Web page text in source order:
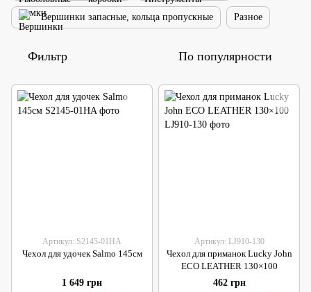
Вершинки запасные, кольца пропускные Разное
Фильтр По популярности
Артикул: S2145-01HA
Чехол для удочек Salmo 145см
1 649 грн
Артикул: LJ910-130
Чехол для приманок Lucky John
ECO LEATHER 130×100
462 грн